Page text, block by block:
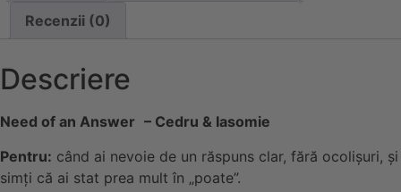
Recenzii (0)
Descriere
Need of an Answer – Cedru & Iasomie
Pentru: când ai nevoie de un răspuns clar, fără ocolișuri, și
simți că ai stat prea mult în „poate”.